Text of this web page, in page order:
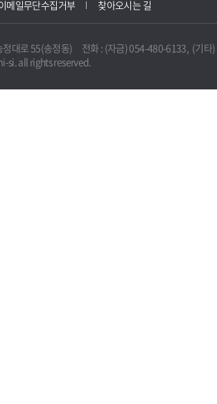
메일무단수집거부 찾아오시는 길
정대로 55(송정동) 전화 : (자금) 054-480-6133, (기타
si. all rights reserved.